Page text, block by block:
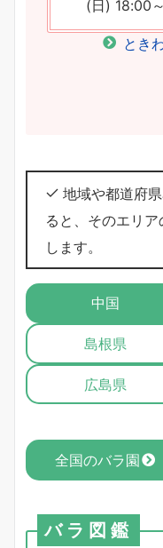
(日) 18:00
とき
地域や都道府
ると、そのエリ
します。
中国
島根県
広島県
全国のバラ園
バラ図鑑